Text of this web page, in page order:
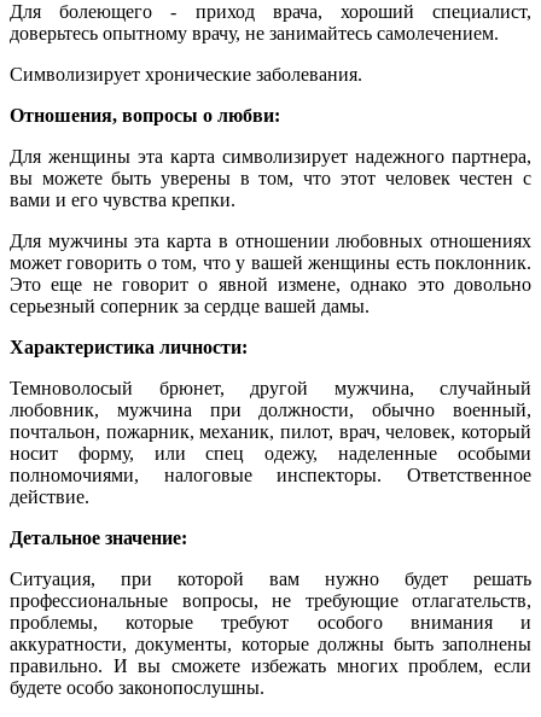
Для болеющего - приход врача, хороший специалист,
доверьтесь опытному врачу, не занимайтесь самолечением.
Символизирует хронические заболевания.
Отношения, вопросы о любви:
Для женщины эта карта символизирует надежного партнера,
вы можете быть уверены в том, что этот человек честен с
вами и его чувства крепки.
Для мужчины эта карта в отношении любовных отношениях
может говорить о том, что у вашей женщины есть поклонник.
Это еще не говорит о явной измене, однако это довольно
серьезный соперник за сердце вашей дамы.
Характеристика личности:
Темноволосый брюнет, другой мужчина, случайный
любовник, мужчина при должности, обычно военный,
почтальон, пожарник, механик, пилот, врач, человек, который
носит форму, или спец одежу, наделенные особыми
полномочиями, налоговые инспекторы. Ответственное
действие.
Детальное значение:
Ситуация, при которой вам нужно будет решать
профессиональные вопросы, не требующие отлагательств,
проблемы, которые требуют особого внимания и
аккуратности, документы, которые должны быть заполнены
правильно. И вы сможете избежать многих проблем, если
будете особо законопослушны.